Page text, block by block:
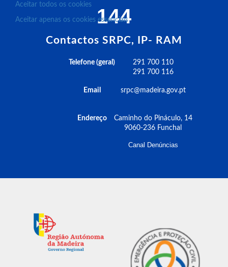
144
Contactos SRPC, IP- RAM
Telefone (geral)
Email
Endereço
291 700 110
291 700 116
srpc@madeira.gov.pt
Caminho do Pináculo, 14
9060-236 Funchal
Canal Denúncias
Aceitar todos os cookies
Aceitar apenas os cookies essenciais